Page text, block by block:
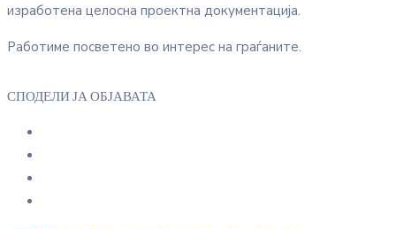
изработена целосна проектна документација.
Работиме посветено во интерес на граѓаните.
СПОДЕЛИ ЈА ОБЈАВАТА